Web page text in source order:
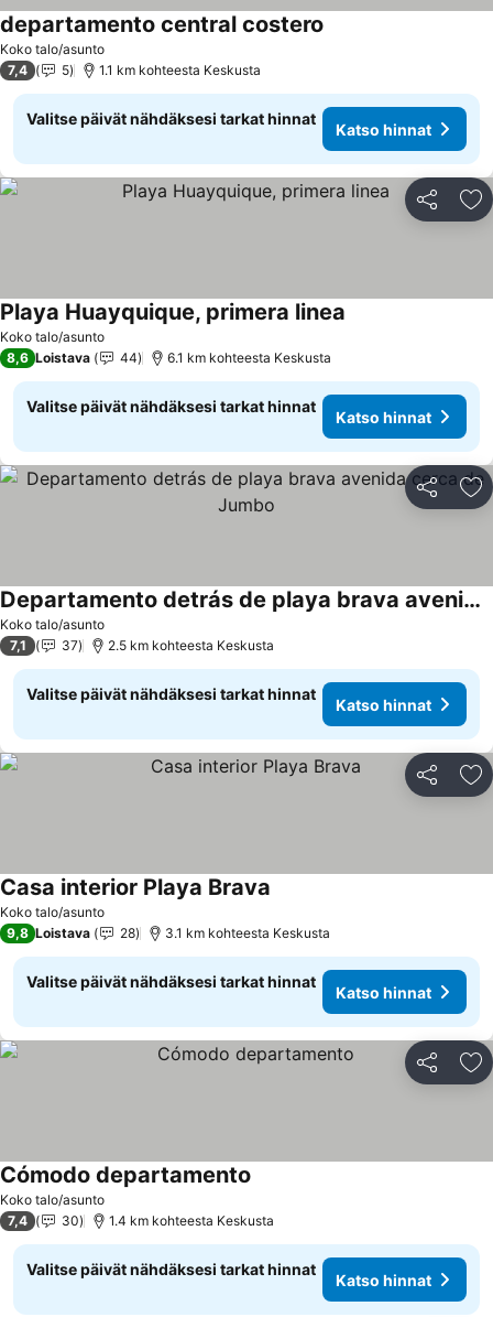
Koko talo/asunto
departamento central costero
7,4 5 1.1 km kohteesta Keskusta
Valitse päivät nähdäksesi tarkat hinnat
Katso hinnat
Jaa
Koko talo/asunto
Playa Huayquique, primera linea
8,6 Loistava 44 6.1 km kohteesta Keskusta
Valitse päivät nähdäksesi tarkat hinnat
Katso hinnat
Jaa
Koko talo/asunto
Departamento detrás de playa brava avenida cerca de Jumbo
7,1 37 2.5 km kohteesta Keskusta
Valitse päivät nähdäksesi tarkat hinnat
Katso hinnat
Jaa
Koko talo/asunto
Casa interior Playa Brava
9,8 Loistava 28 3.1 km kohteesta Keskusta
Valitse päivät nähdäksesi tarkat hinnat
Katso hinnat
Jaa
Koko talo/asunto
Cómodo departamento
7,4 30 1.4 km kohteesta Keskusta
Valitse päivät nähdäksesi tarkat hinnat
Katso hinnat